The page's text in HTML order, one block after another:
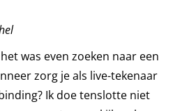
was even zoeken naar een
zorg je als live-tekenaar
Ik doe tenslotte niet